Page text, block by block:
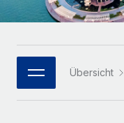
Integrierte HR-
MCP
Integrationen
Globale HR für
PARTNER WERDEN
Flexible
HR-Glossar
Bibliothek für
Webinare
Português (Portugal)
한국어 Übersicht